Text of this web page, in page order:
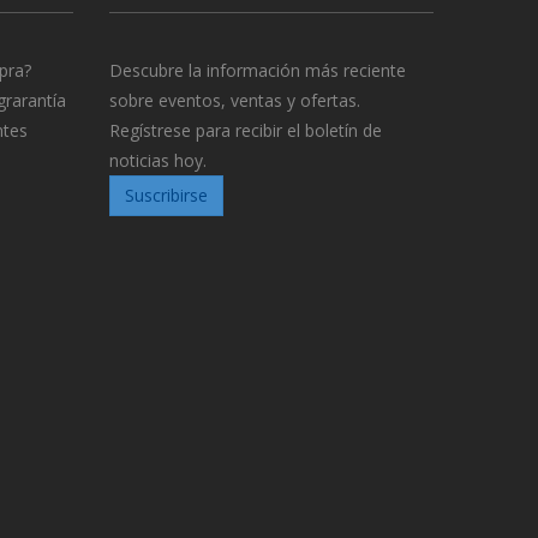
Descubre la información más reciente
sobre eventos, ventas y ofertas.
Regístrese para recibir el boletín de
noticias hoy.
Suscribirse